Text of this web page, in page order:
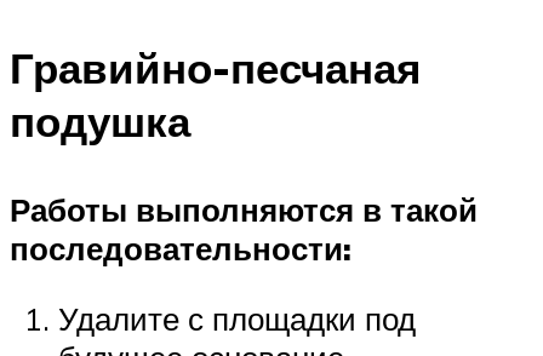
Гравийно-песчаная
подушка
Работы выполняются в такой
последовательности:
Удалите с площадки под